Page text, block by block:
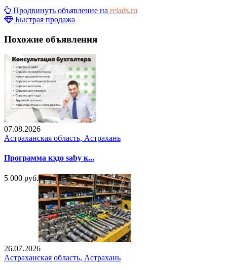
Продвинуть объявление на relads.ru
Быстрая продажа
Похожие объявления
07.08.2026
Астраханская область, Астрахань
Программа кэдо saby к...
5 000 руб.
26.07.2026
Астраханская область, Астрахань